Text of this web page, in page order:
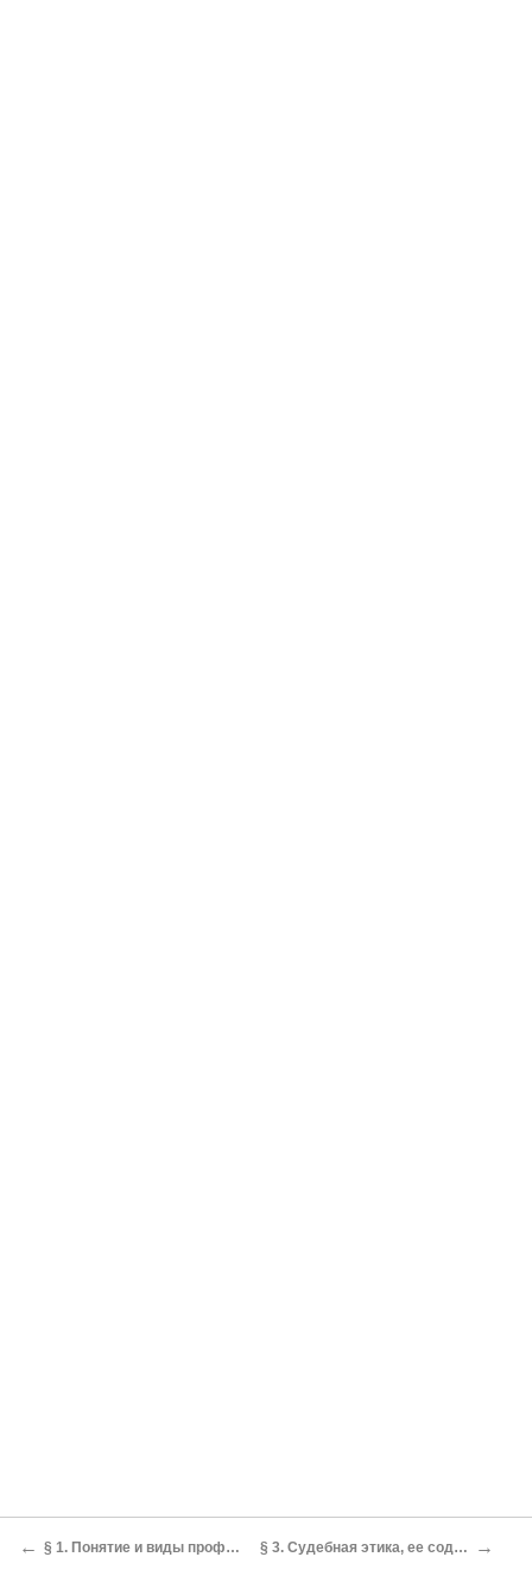
← § 1. Понятие и виды профессиональной этики § 3. Судебная этика, ее содержание и значение →